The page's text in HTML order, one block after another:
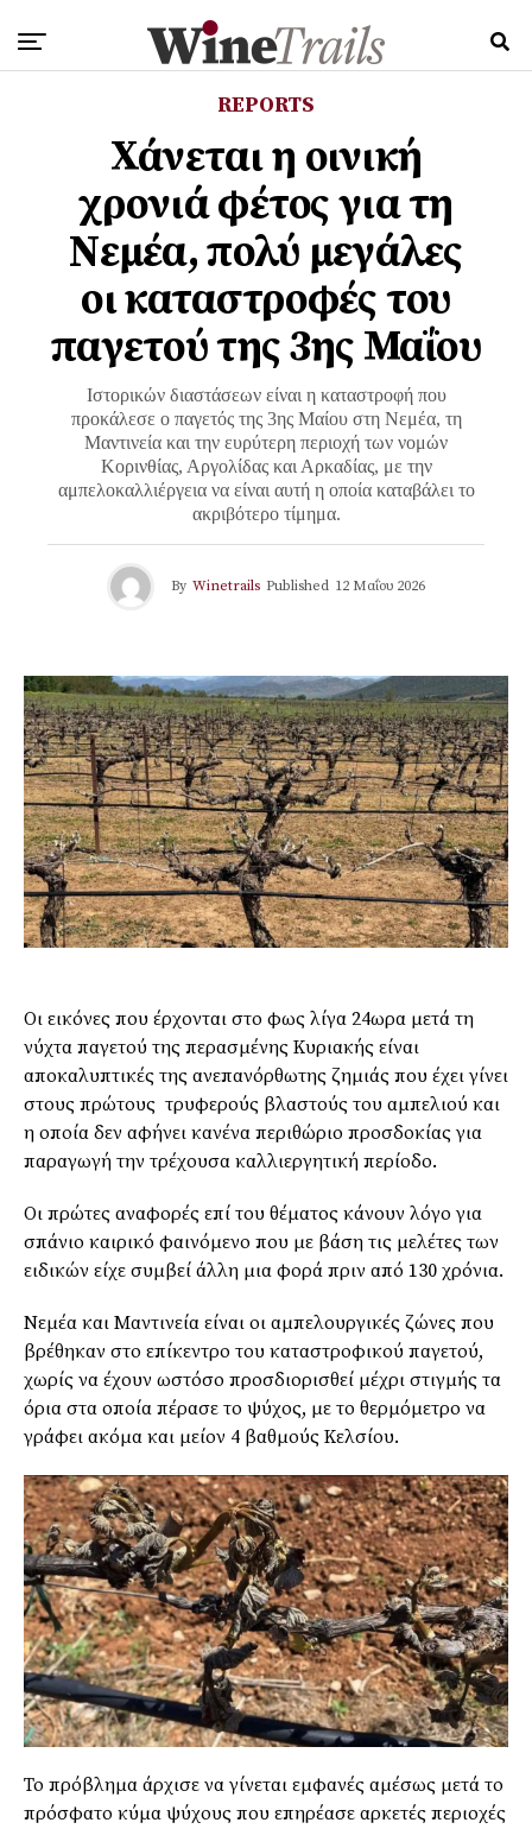
REPORTS
Χάνεται η οινική
χρονιά φέτος για τη
Νεμέα, πολύ μεγάλες
οι καταστροφές του
παγετού της 3ης Μαΐου
Ιστορικών διαστάσεων είναι η καταστροφή που
προκάλεσε ο παγετός της 3ης Μαίου στη Νεμέα, τη
Μαντινεία και την ευρύτερη περιοχή των νομών
Κορινθίας, Αργολίδας και Αρκαδίας, με την
αμπελοκαλλιέργεια να είναι αυτή η οποία καταβάλει το
ακριβότερο τίμημα.
By Winetrails Published 12 Μαΐου 2026
Οι εικόνες που έρχονται στο φως λίγα 24ωρα μετά τη
νύχτα παγετού της περασμένης Κυριακής είναι
αποκαλυπτικές της ανεπανόρθωτης ζημιάς που έχει γίνει
στους πρώτους τρυφερούς βλαστούς του αμπελιού και
η οποία δεν αφήνει κανένα περιθώριο προσδοκίας για
παραγωγή την τρέχουσα καλλιεργητική περίοδο.
Οι πρώτες αναφορές επί του θέματος κάνουν λόγο για
σπάνιο καιρικό φαινόμενο που με βάση τις μελέτες των
ειδικών είχε συμβεί άλλη μια φορά πριν από 130 χρόνια.
Νεμέα και Μαντινεία είναι οι αμπελουργικές ζώνες που
βρέθηκαν στο επίκεντρο του καταστροφικού παγετού,
χωρίς να έχουν ωστόσο προσδιορισθεί μέχρι στιγμής τα
όρια στα οποία πέρασε το ψύχος, με το θερμόμετρο να
γράφει ακόμα και μείον 4 βαθμούς Κελσίου.
Το πρόβλημα άρχισε να γίνεται εμφανές αμέσως μετά το
πρόσφατο κύμα ψύχους που επηρέασε αρκετές περιοχές